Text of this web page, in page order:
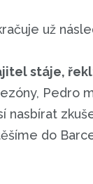
už
stáje,
Pedro
nasbírat
do